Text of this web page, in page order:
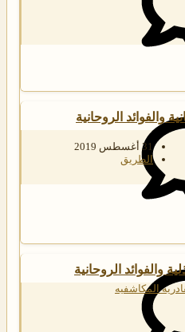
والفوائد الروحانية
31 أغسطس 2019
الطريق
والفوائد الروحانية
المكاشفيه